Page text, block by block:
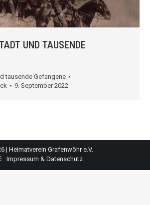
UND TAUSENDE
tausende Gefangene
9. September 2022
| Heimatverein Grafenwöhr e.V.
Impressum & Datenschutz